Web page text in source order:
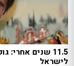
11.5 שנים
לישראל